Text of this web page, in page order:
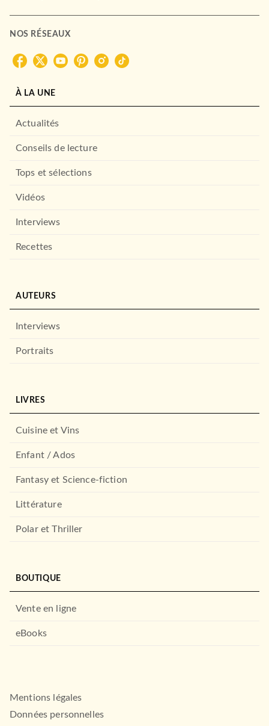
NOS RÉSEAUX
À LA UNE
Actualités
Conseils de lecture
Tops et sélections
Vidéos
Interviews
Recettes
AUTEURS
Interviews
Portraits
LIVRES
Cuisine et Vins
Enfant / Ados
Fantasy et Science-fiction
Littérature
Polar et Thriller
BOUTIQUE
Vente en ligne
eBooks
Mentions légales
Données personnelles